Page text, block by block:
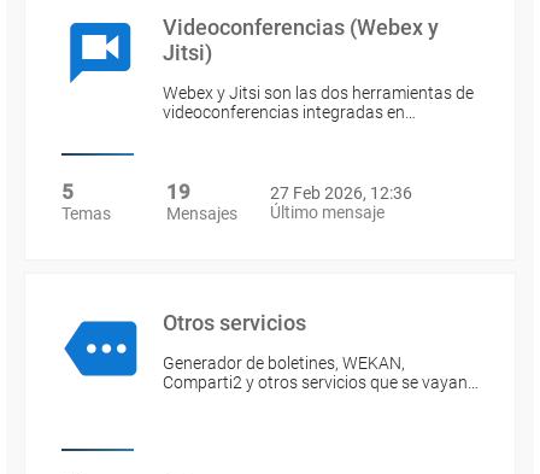
Videoconferencias (Webex y
Jitsi)
Webex y Jitsi son las dos herramientas de
videoconferencias integradas en…
5
Temas
19
Mensajes
27 Feb 2026, 12:36
Último mensaje
Otros servicios
Generador de boletines, WEKAN,
Comparti2 y otros servicios que se vayan…